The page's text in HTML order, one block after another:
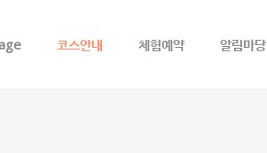
코스안내 체험예약 알림마당